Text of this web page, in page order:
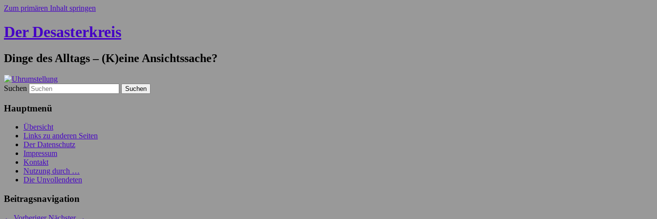
Zum primären Inhalt springen
Der Desasterkreis
Dinge des Alltags – (K)eine Ansichtssache?
Suchen
Hauptmenü
Übersicht
Links zu anderen Seiten
Der Datenschutz
Impressum
Kontakt
Nutzung durch …
Die Unvollendeten
Beitragsnavigation